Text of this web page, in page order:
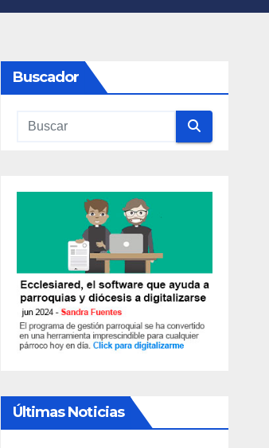
Buscador
Últimas Noticias